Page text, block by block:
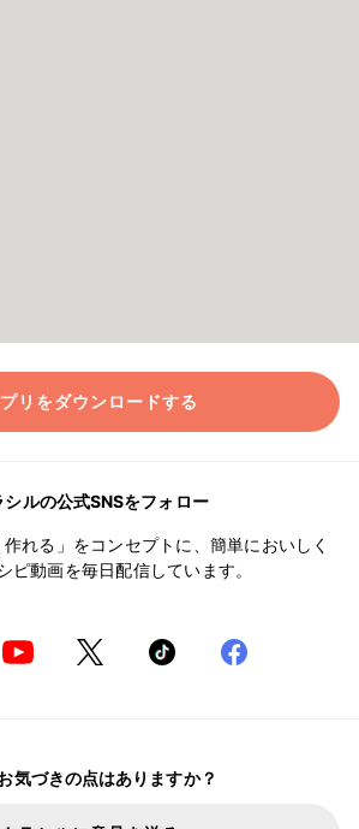
リをダウンロードする
シルの公式SNSをフォロー
作れる」をコンセプトに、簡単においしく
ピ動画を毎日配信しています。
気づきの点はありますか？